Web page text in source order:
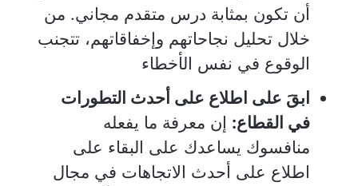
أن تكون بمثابة درس متقدم مجاني. من
خلال تحليل نجاحاتهم وإخفاقاتهم، تتجنب
الوقوع في نفس الأخطاء
ابقَ على اطلاع على أحدث التطورات
في القطاع: إن معرفة ما يفعله
منافسوك يساعدك على البقاء على
اطلاع على أحدث الاتجاهات في مجال